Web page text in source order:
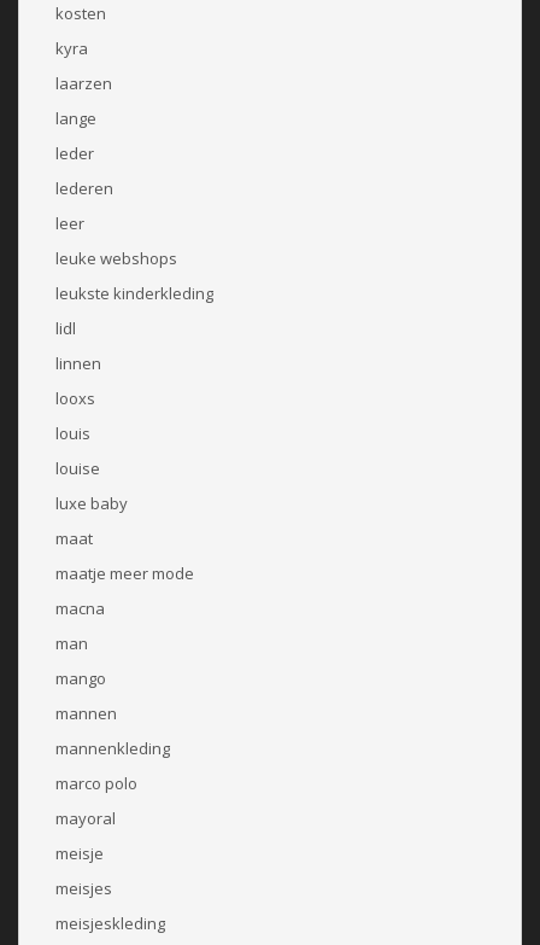
kosten
kyra
laarzen
lange
leder
lederen
leer
leuke webshops
leukste kinderkleding
lidl
linnen
looxs
louis
louise
luxe baby
maat
maatje meer mode
macna
man
mango
mannen
mannenkleding
marco polo
mayoral
meisje
meisjes
meisjeskleding